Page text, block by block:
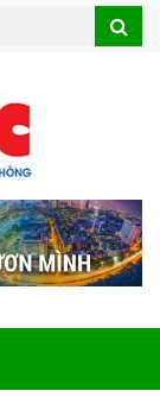
Search